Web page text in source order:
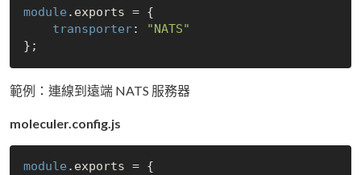
module .exports = {
transporter:
"NATS"
範例：連線到遠端 NATS 服務器
moleculer.config.js
module .exports = {